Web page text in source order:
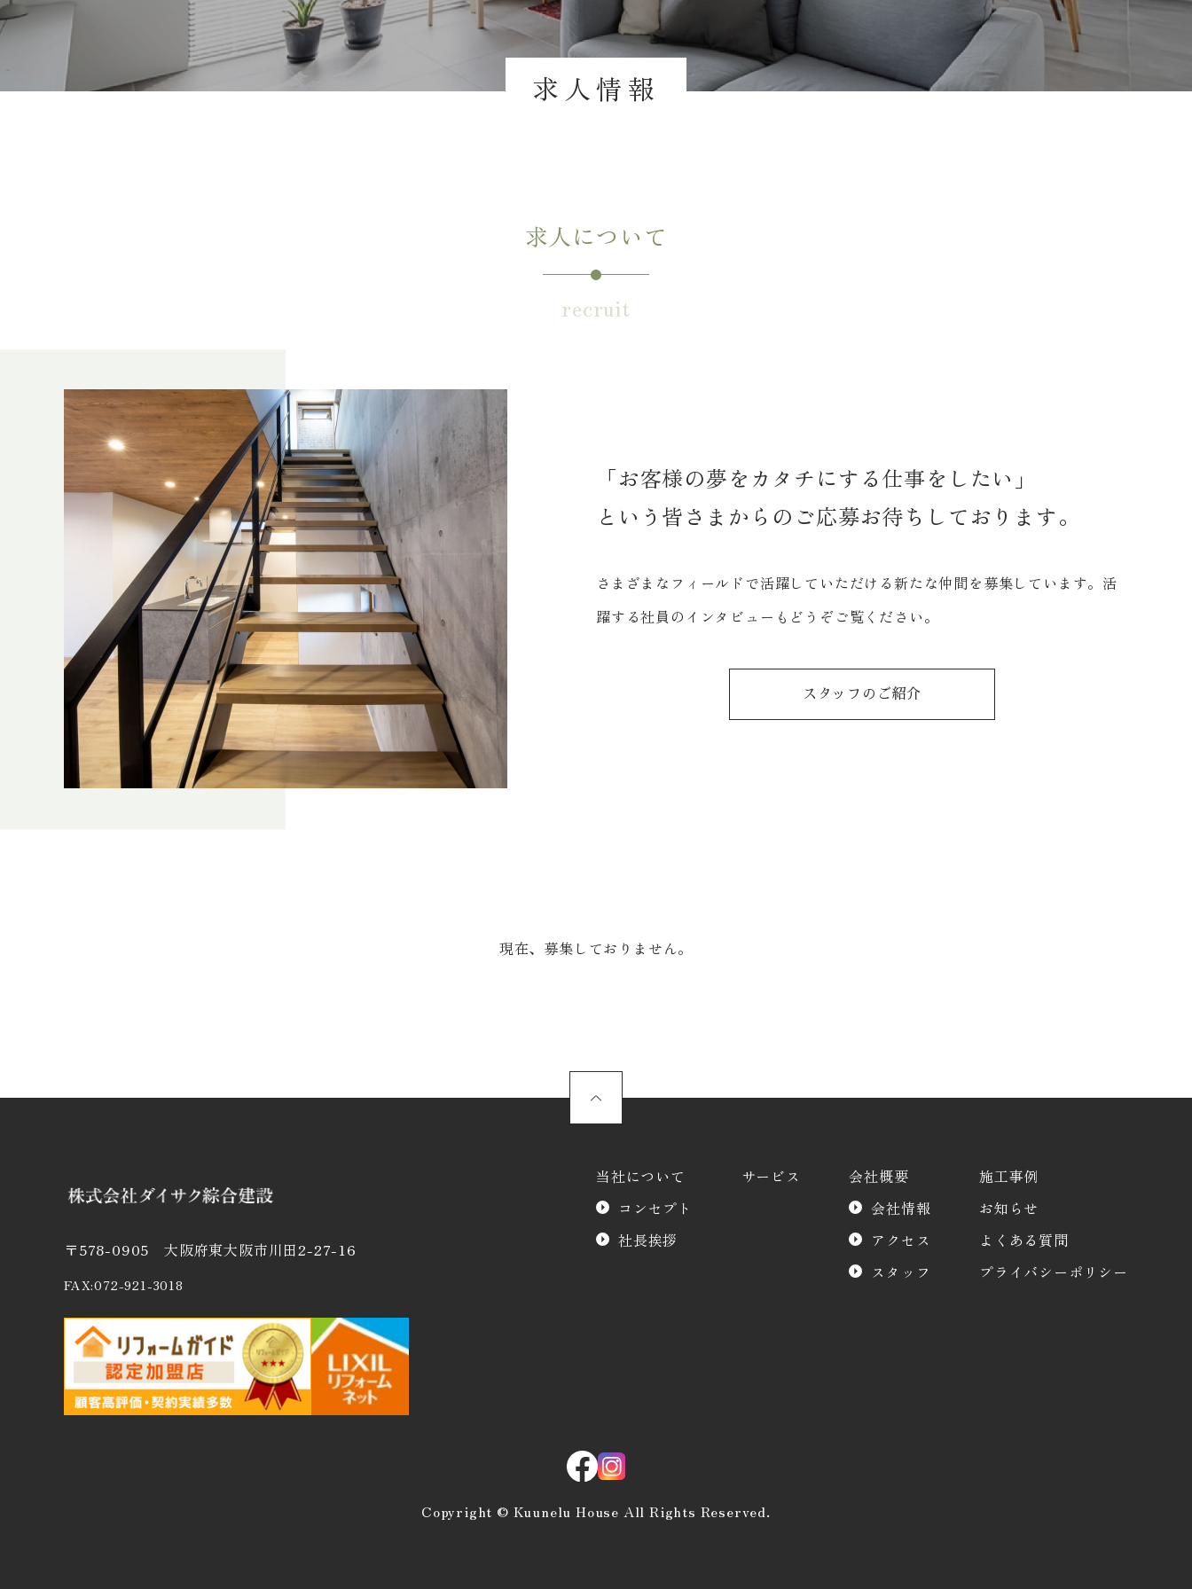
求人情報
求人について
recruit
「お客様の夢をカタチにする仕事をしたい」
という皆さまからのご応募お待ちしております。
さまざまなフィールドで活躍していただける新たな仲間を募集しています。活
躍する社員のインタビューもどうぞご覧ください。
スタッフのご紹介
現在、募集しておりません。
〒578-0905 大阪府東大阪市川田2-27-16
FAX:072-921-3018
当社について
コンセプト
社長挨拶
サービス
会社概要
会社情報
アクセス
スタッフ
施工事例
お知らせ
よくある質問
プライバシーポリシー
Copyright © Kuunelu House All Rights Reserved.